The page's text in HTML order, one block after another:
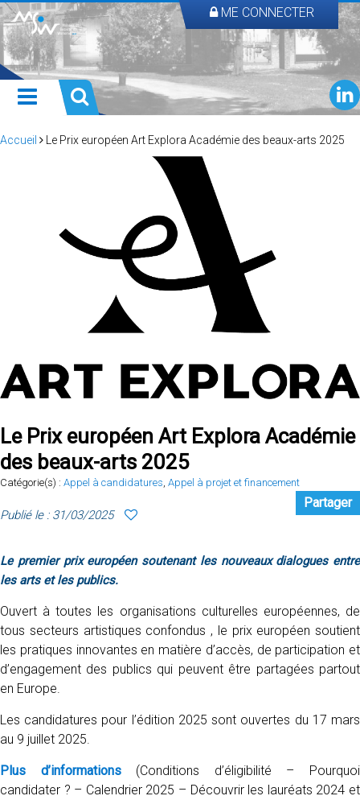
ME CONNECTER
Accueil Le Prix européen Art Explora Académie des beaux-arts 2025
Le Prix européen Art Explora Académie
des beaux-arts 2025
Catégorie(s) : Appel à candidatures Appel à projet et financement
Publié le : 31/03/2025
Partager
Le premier prix européen soutenant les nouveaux dialogues entre
les arts et les publics.
Ouvert à toutes les organisations culturelles européennes, de
tous secteurs artistiques confondus , le prix européen soutient
les pratiques innovantes en matière d’accès, de participation et
d’engagement des publics qui peuvent être partagées partout
en Europe.
Les candidatures pour l’édition 2025 sont ouvertes du 17 mars
au 9 juillet 2025.
Plus d’informations(Conditions d’éligibilité – Pourquoi
candidater ? – Calendrier 2025 – Découvrir les lauréats 2024 et